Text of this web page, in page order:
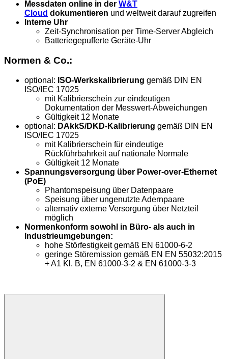
Messdaten online in der W&T
Cloud dokumentieren und weltweit darauf zugreifen
Interne Uhr
Zeit-Synchronisation per Time-Server Abgleich
Batteriegepufferte Geräte-Uhr
Normen & Co.:
optional: ISO-Werkskalibrierung gemäß DIN EN
ISO/IEC 17025
mit Kalibrierschein zur eindeutigen
Dokumentation der Messwert-Abweichungen
Gültigkeit 12 Monate
optional: DAkkS/DKD-Kalibrierung gemäß DIN EN
ISO/IEC 17025
mit Kalibrierschein für eindeutige
Rückführbahrkeit auf nationale Normale
Gültigkeit 12 Monate
Spannungsversorgung über Power-over-Ethernet
(PoE)
Phantomspeisung über Datenpaare
Speisung über ungenutzte Adernpaare
alternativ externe Versorgung über Netzteil
möglich
Normenkonform sowohl in Büro- als auch in
Industrieumgebungen:
hohe Störfestigkeit gemäß EN 61000-6-2
geringe Störemission gemäß EN EN 55032:2015
+ A1 Kl. B, EN 61000-3-2 & EN 61000-3-3